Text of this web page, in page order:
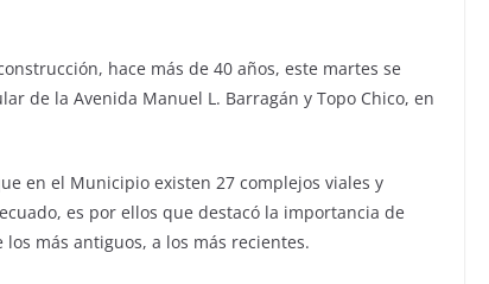
hace más de 40 años, este martes se
de la Avenida Manuel L. Barragán y Topo Chico, en
en el Municipio existen 27 complejos viales y
es por ellos que destacó la importancia de
más antiguos, a los más recientes.